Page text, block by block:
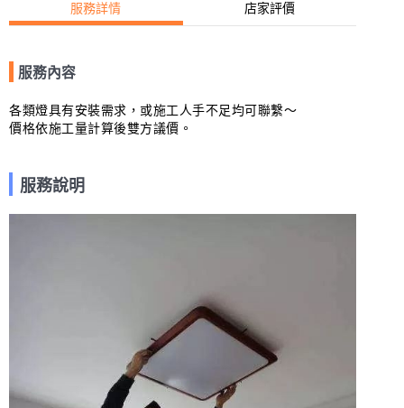
服務詳情 店家評價
服務內容
各類燈具有安裝需求，或施工人手不足均可聯繫～
價格依施工量計算後雙方議價。
服務說明